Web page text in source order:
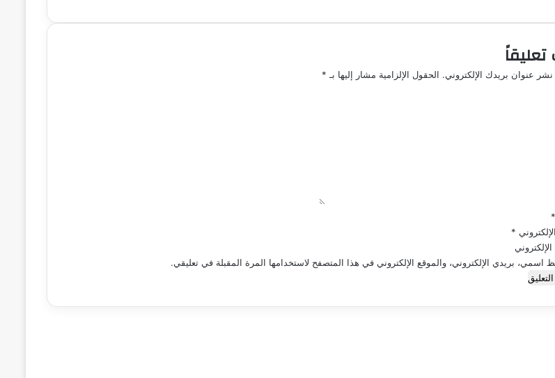
تعليقاً
عنوان بريدك الإلكتروني. الحقول الإلزامية مشار إليها بـ *
*
*
اسمي، بريدي الإلكتروني، والموقع الإلكتروني في هذا المتصفح لاستخدامها المرة المقبلة في تعليقي.